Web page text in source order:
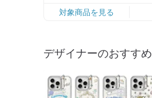
対象商品を見る
デザイナーのおすすめ